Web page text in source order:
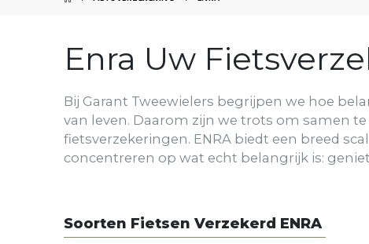
Enra Uw
Bij Garant Tweewielers begrijpen we hoe
van leven. Daarom zijn we trots om samen
fietsverzekeringen. ENRA biedt een breed
concentreren op wat echt belangrijk is:
Soorten Fietsen Verzekerd ENRA